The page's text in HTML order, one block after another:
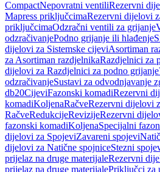
CompactNepovratni ventiliRezervni
Mapress priključcimaRezervni dijelovi
priključcimaOdzračni ventili za grijanje
odzračivanjePodno grijanje ili hlađenje
dijelovi za Sistemske cijeviAsortiman
za Asortiman razdjelnikaRazdjelnici za
dijelovi za Razdjelnici za podno grijanje
odzračivanjeSustavi za odvodnjavanje
db20CijeviFazonski komadiRezervni
komadiKoljenaRačveRezervni dijelovi
RačveRedukcijeRevizijeRezervni
fazonski komadiKoljenaSpecijalni
dijelovi za SpojeviZavareni spojevi
dijelovi za Natične spojniceStezni
prijelaz na druge materijaleRezervni
prijelaz na druge materijalePriključci za